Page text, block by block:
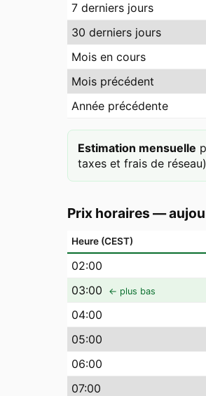
7 derniers jours
30 derniers jours
Mois en cours
Mois précédent
Année précédente
Estimation mensuelle
taxes et frais de
Prix horaires —
Heure (CEST)
02:00
03:00 ← plus bas
04:00
05:00
06:00
07:00